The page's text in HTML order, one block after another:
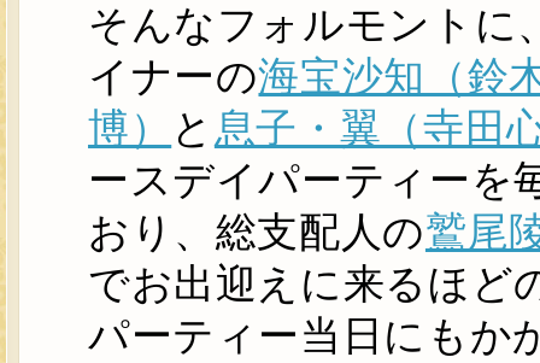
そんなフォルモントに
イナーの海宝沙知（鈴
博）
と 息子・翼（寺田
ースデイパーティーを
おり、総支配人の鷲尾
でお出迎えに来るほど
パーティー当日にもか